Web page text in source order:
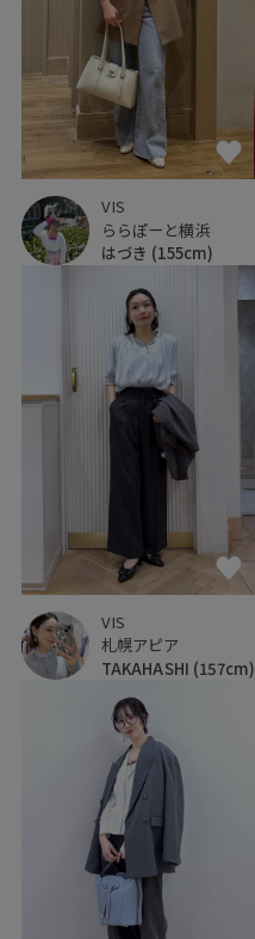
VIS
ららぽーと横浜
はづき (155cm)
VIS
札幌アピア
TAKAHASHI (157cm)